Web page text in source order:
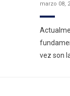
marzo 08,
vez son